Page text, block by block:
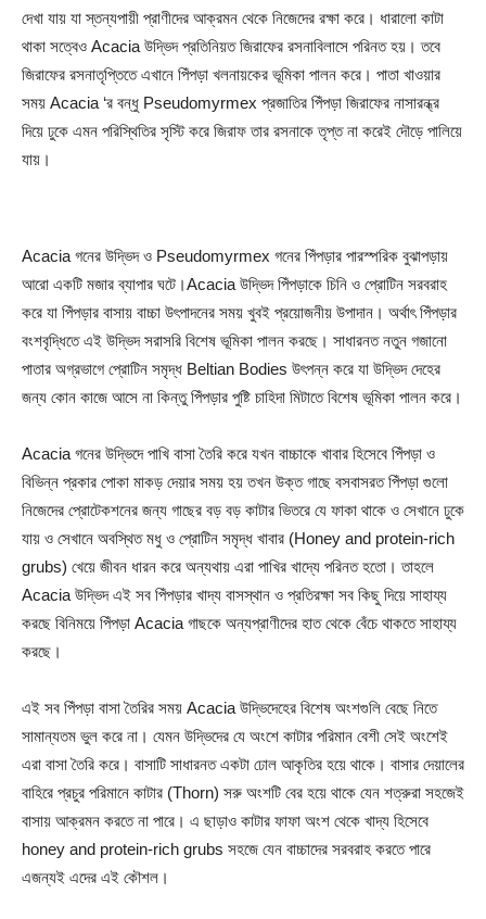
দেখা যায় যা স্তন্যপায়ী প্রাণীদের আক্রমন থেকে নিজেদের রক্ষা করে। ধারালো কাটা
থাকা সত্বেও Acacia উদ্ভিদ প্রতিনিয়ত জিরাফের রসনাবিলাসে পরিনত হয়। তবে
জিরাফের রসনাতৃপ্তিতে এখানে পিঁপড়া খলনায়কের ভূমিকা পালন করে। পাতা খাওয়ার
সময় Acacia ‘র বন্ধু Pseudomyrmex প্রজাতির পিঁপড়া জিরাফের নাসারন্ধ্র
দিয়ে ঢুকে এমন পরিস্থিতির সৃস্টি করে জিরাফ তার রসনাকে তৃপ্ত না করেই দৌড়ে পালিয়ে
যায়।
Acacia গনের উদ্ভিদ ও Pseudomyrmex গনের পিঁপড়ার পারস্পরিক বুঝাপড়ায়
আরো একটি মজার ব্যাপার ঘটে।Acacia উদ্ভিদ পিঁপড়াকে চিনি ও প্রোটিন সরবরাহ
করে যা পিঁপড়ার বাসায় বাচ্চা উৎপাদনের সময় খুবই প্রয়োজনীয় উপাদান। অর্থাৎ পিঁপড়ার
বংশবৃদ্ধিতে এই উদ্ভিদ সরাসরি বিশেষ ভূমিকা পালন করছে। সাধারনত নতুন গজানো
পাতার অগ্রভাগে প্রোটিন সমৃদ্ধ Beltian Bodies উৎপন্ন করে যা উদ্ভিদ দেহের
জন্য কোন কাজে আসে না কিন্তু পিঁপড়ার পুষ্টি চাহিদা মিটাতে বিশেষ ভূমিকা পালন করে।
Acacia গনের উদ্ভিদে পাখি বাসা তৈরি করে যখন বাচ্চাকে খাবার হিসেবে পিঁপড়া ও
বিভিন্ন প্রকার পোকা মাকড় দেয়ার সময় হয় তখন উক্ত গাছে বসবাসরত পিঁপড়া গুলো
নিজেদের প্রোটেকশনের জন্য গাছের বড় বড় কাটার ভিতরে যে ফাকা থাকে ও সেখানে ঢুকে
যায় ও সেখানে অবস্থিত মধু ও প্রোটিন সমৃদ্ধ খাবার (Honey and protein-rich
grubs) খেয়ে জীবন ধারন করে অন্যথায় এরা পাখির খাদ্যে পরিনত হতো। তাহলে
Acacia উদ্ভিদ এই সব পিঁপড়ার খাদ্য বাসস্থান ও প্রতিরক্ষা সব কিছু দিয়ে সাহায্য
করছে বিনিময়ে পিঁপড়া Acacia গাছকে অন্যপ্রাণীদের হাত থেকে বেঁচে থাকতে সাহায্য
করছে।
এই সব পিঁপড়া বাসা তৈরির সময় Acacia উদ্ভিদেহের বিশেষ অংশগুলি বেছে নিতে
সামান্যতম ভুল করে না। যেমন উদ্ভিদের যে অংশে কাটার পরিমান বেশী সেই অংশেই
এরা বাসা তৈরি করে। বাসাটি সাধারনত একটা ঢোল আকৃতির হয়ে থাকে। বাসার দেয়ালের
বাহিরে প্রচুর পরিমানে কাটার (Thorn) সরু অংশটি বের হয়ে থাকে যেন শত্রুরা সহজেই
বাসায় আক্রমন করতে না পারে। এ ছাড়াও কাটার ফাফা অংশ থেকে খাদ্য হিসেবে
honey and protein-rich grubs সহজে যেন বাচ্চাদের সরবরাহ করতে পারে
এজন্যই এদের এই কৌশল।